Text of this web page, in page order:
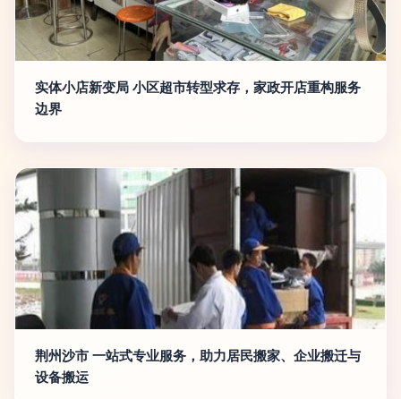
实体小店新变局 小区超市转型求存，家政开店重构服务
边界
荆州沙市 一站式专业服务，助力居民搬家、企业搬迁与
设备搬运